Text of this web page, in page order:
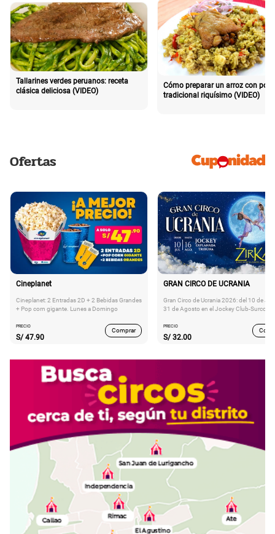
Tallarines verdes peruanos: receta
clásica deliciosa (VIDEO)
Cómo preparar un arroz con pollo
tradicional riquísimo (VIDEO)
Ofertas
Cineplanet
Cineplanet: 2 Entradas 2D + 2 Bebidas Grandes
+ Pop corn gigante. Lunes a Domingo
PRECIO
S/ 47.90
Comprar
GRAN CIRCO DE UCRANIA
Gran Circo de Ucrania 2026: del 10 de
31 de Agosto en el Jockey Club-Surco
PRECIO
S/ 32.00